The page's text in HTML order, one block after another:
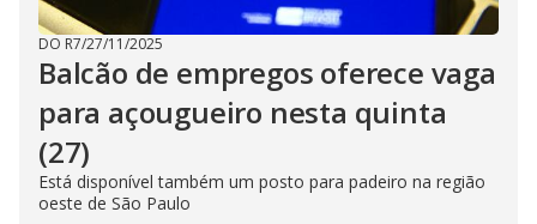
DO R7/27/11/2025
Balcão de empregos oferece vaga
para açougueiro nesta quinta
(27)
Está disponível também um posto para padeiro na região
oeste de São Paulo